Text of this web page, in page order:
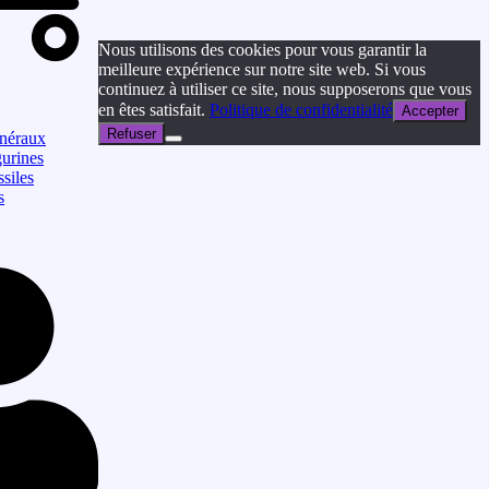
Nous utilisons des cookies pour vous garantir la
meilleure expérience sur notre site web. Si vous
continuez à utiliser ce site, nous supposerons que vous
en êtes satisfait. Politique de confidentialité Accepter
Refuser